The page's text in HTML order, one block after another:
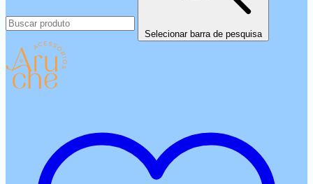
Selecionar barra de pesquisa